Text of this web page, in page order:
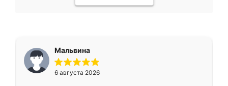
Мальвина
6 августа 2026